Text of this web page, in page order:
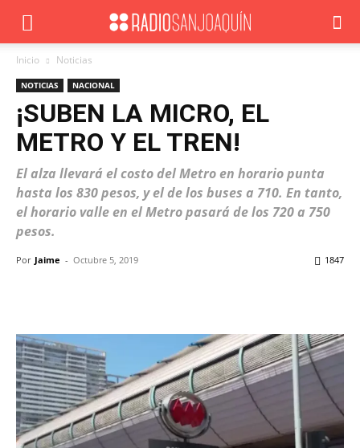
Inicio Noticias
NOTICIAS NACIONAL
¡SUBEN LA MICRO, EL
METRO Y EL TREN!
El alza llevará el costo del Metro en horario punta
hasta los 830 pesos, y el de los buses a 710. En tanto,
el horario valle en el Metro pasará de los 720 a 750
pesos.
Por Jaime - Octubre 5, 2019 1847